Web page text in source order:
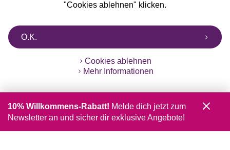
"Cookies ablehnen" klicken.
O.K.
Cookies ablehnen
Mehr Informationen
10% Willkommens-Rabatt! Melde dich jetzt zum
Newsletter an und sicher dir exklusive Angebote!